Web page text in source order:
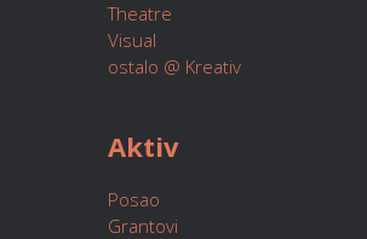
Theatre
Visual
ostalo @ Kreativ
Aktiv
Posao
Grantovi